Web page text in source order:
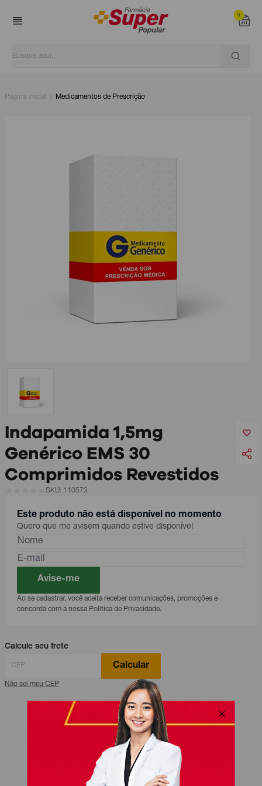
0
Página inicial Medicamentos de Prescrição
Indapamida 1,5mg
Genérico EMS 30
Comprimidos Revestidos
SKU: 110573
Este produto não está disponível no momento
Quero que me avisem quando estive disponível
Avise-me
Ao se cadastrar, você aceita receber comunicações, promoções e
concorda com a nossa Política de Privacidade.
Calcule seu frete
Calcular
Não sei meu CEP